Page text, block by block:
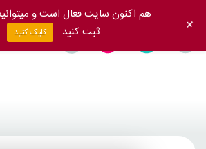
هم اکنون سایت فعال است و
ثبت کنید
کلیک کنید +